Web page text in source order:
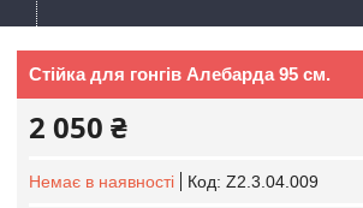
Стійка для гонгів Алебарда 95 см.
2 050 ₴
Немає в наявності Код: Z2.3.04.009